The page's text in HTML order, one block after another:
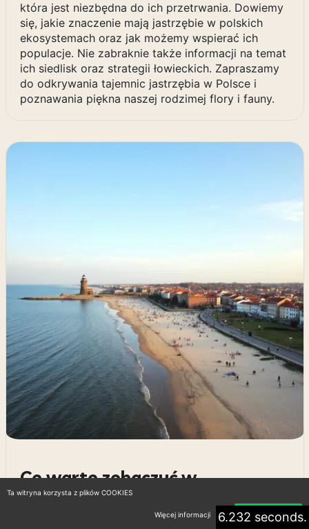
która jest niezbędna do ich przetrwania. Dowiemy
się, jakie znaczenie mają jastrzębie w polskich
ekosystemach oraz jak możemy wspierać ich
populacje. Nie zabraknie także informacji na temat
ich siedlisk oraz strategii łowieckich. Zapraszamy
do odkrywania tajemnic jastrzębia w Polsce i
poznawania piękna naszej rodzimej flory i fauny.
Co warto zobaczyć w
Kołobrzegu? 5 niezapomnianych
6.232 seconds.
Ta witryna korzysta z plików COOKIES
Więcej informacji Akceptuję